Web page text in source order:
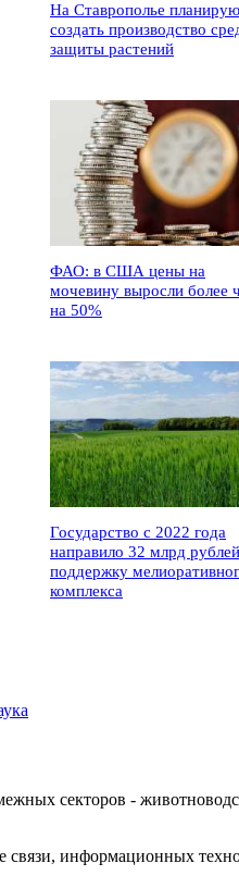
На Ставрополье
создать производство
защиты растений
ФАО: в США цены на
мочевину выросли более
на 50%
Государство с 2022 года
направило 32 млрд
поддержку
комплекса
секторов -
информационных